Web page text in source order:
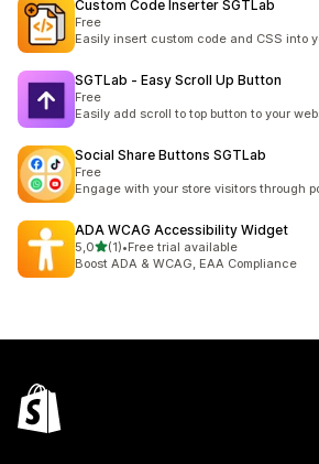
Custom Code Inserter SGTLab
Free
Easily insert custom code and CSS into
SGTLab ‑ Easy Scroll Up Button
Free
Easily add scroll to top button to your
Social Share Buttons SGTLab
Free
Engage with your store visitors through
ADA WCAG Accessibility Widget
5,05 yıldız üzerinden
(1)
toplam 1 değerlendirme
•Free trial available
Boost ADA & WCAG, EAA Compliance